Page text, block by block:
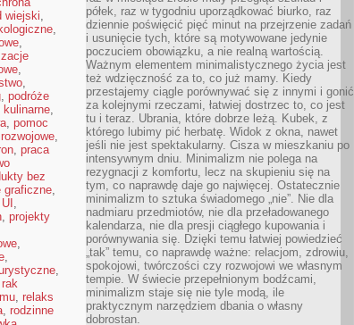
wiejski,
,
,
,
,
, podróże
kulinarne,
, pomoc
,
, praca
bez
graficzne,
,
, projekty
,
,
,
rak
, relaks
, rodzinne
półek, raz w tygodniu uporządkować biurko, raz
dziennie poświęcić pięć minut na przejrzenie zadań
i usunięcie tych, które są motywowane jedynie
poczuciem obowiązku, a nie realną wartością.
Ważnym elementem minimalistycznego życia jest
też wdzięczność za to, co już mamy. Kiedy
przestajemy ciągle porównywać się z innymi i gonić
za kolejnymi rzeczami, łatwiej dostrzec to, co jest
tu i teraz. Ubrania, które dobrze leżą. Kubek, z
którego lubimy pić herbatę. Widok z okna, nawet
jeśli nie jest spektakularny. Cisza w mieszkaniu po
intensywnym dniu. Minimalizm nie polega na
rezygnacji z komfortu, lecz na skupieniu się na
tym, co naprawdę daje go najwięcej. Ostatecznie
minimalizm to sztuka świadomego „nie”. Nie dla
nadmiaru przedmiotów, nie dla przeładowanego
kalendarza, nie dla presji ciągłego kupowania i
porównywania się. Dzięki temu łatwiej powiedzieć
„tak” temu, co naprawdę ważne: relacjom, zdrowiu,
spokojowi, twórczości czy rozwojowi we własnym
tempie. W świecie przepełnionym bodźcami,
minimalizm staje się nie tyle modą, ile
praktycznym narzędziem dbania o własny
dobrostan.